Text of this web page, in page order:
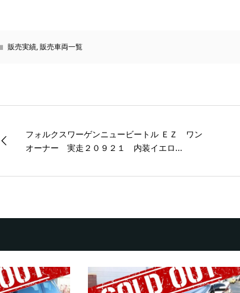
販売実績,販売車両一覧
フォルクスワーゲンニュービートル ＥＺ ワン
オーナー 実走２０９２１ 内装イエロ...